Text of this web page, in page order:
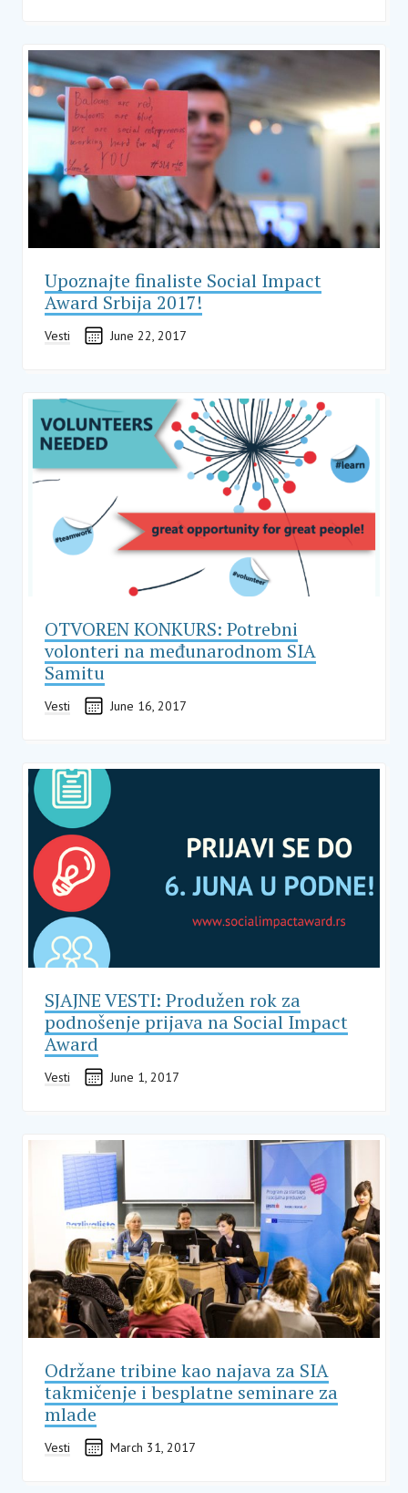
Upoznajte finaliste Social Impact
Award Srbija 2017!
Vesti June 22, 2017
OTVOREN KONKURS: Potrebni
volonteri na međunarodnom SIA
Samitu
Vesti June 16, 2017
SJAJNE VESTI: Produžen rok za
podnošenje prijava na Social Impact
Award
Vesti June 1, 2017
Održane tribine kao najava za SIA
takmičenje i besplatne seminare za
mlade
Vesti March 31, 2017